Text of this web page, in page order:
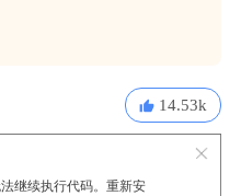
14.53k
继续执行代码。重新安